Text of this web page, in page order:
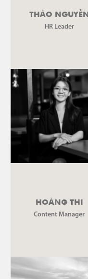
THẢO NGUYỄN
HR Leader
HOÀNG THI
Content Manager